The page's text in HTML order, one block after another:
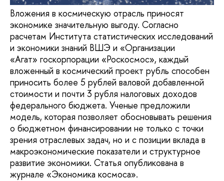
Вложения в космическую отрасль приносят
экономике значительную выгоду. Согласно
расчетам Института статистических исследований
и экономики знаний ВШЭ и «Организации
«Агат» госкорпорации «Роскосмос», каждый
вложенный в космический проект рубль способен
приносить более 5 рублей валовой добавленной
стоимости и почти 3 рубля налоговых доходов
федерального бюджета. Ученые предложили
модель, которая позволяет обосновывать решения
о бюджетном финансировании не только с точки
зрения отраслевых задач, но и с позиции вклада в
макроэкономические показатели и структурное
развитие экономики. Статья опубликована в
журнале «Экономика космоса».